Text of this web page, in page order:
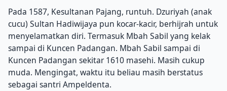
Pada 1587, Kesultanan Pajang, runtuh. Dzuriyah (anak
cucu) Sultan Hadiwijaya pun kocar-kacir, berhijrah untuk
menyelamatkan diri. Termasuk Mbah Sabil yang kelak
sampai di Kuncen Padangan. Mbah Sabil sampai di
Kuncen Padangan sekitar 1610 masehi. Masih cukup
muda. Mengingat, waktu itu beliau masih berstatus
sebagai santri Ampeldenta.